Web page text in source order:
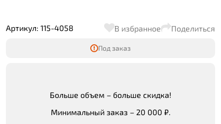
Артикул: 115-4058 В избранное Поделиться
Под заказ
Больше объем – больше скидка!
Минимальный заказ – 20 000 ₽.